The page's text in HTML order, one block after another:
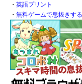
・ 英語プリント
・ 無料ゲームで息抜きする